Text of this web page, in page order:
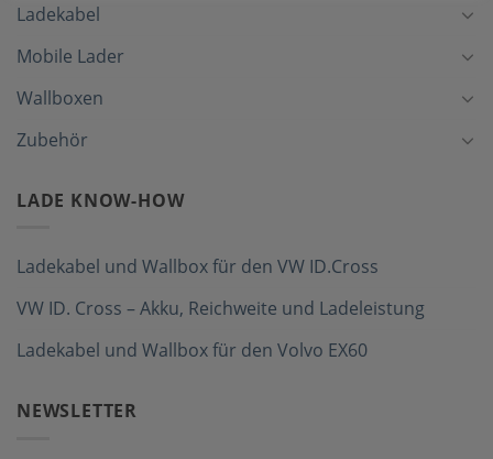
Ladekabel
Mobile Lader
Wallboxen
Zubehör
LADE KNOW-HOW
Ladekabel und Wallbox für den VW ID.Cross
VW ID. Cross – Akku, Reichweite und Ladeleistung
Ladekabel und Wallbox für den Volvo EX60
NEWSLETTER